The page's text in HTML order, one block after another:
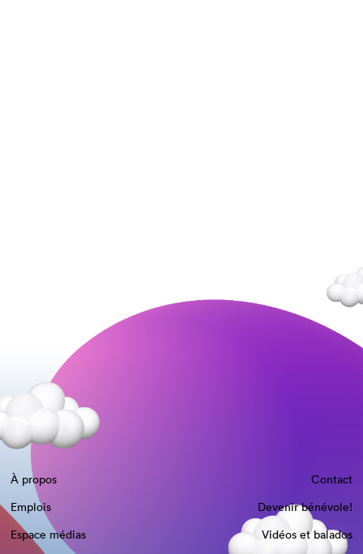
À propos
Contact
Emplois
Devenir bénévole!
Espace médias
Vidéos et balados